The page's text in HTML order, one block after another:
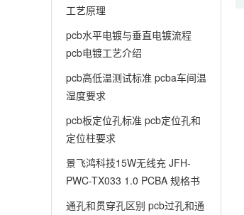
工艺原理
pcb水平电镀与垂直电镀流程
pcb电镀工艺介绍
pcb高低温测试标准 pcba车间温
湿度要求
pcb板定位孔标准 pcb定位孔和
定位柱要求
景飞鸿科技15W无线充 JFH-
PWC-TX033 1.0 PCBA 规格书
通孔和贯穿孔区别 pcb过孔和通